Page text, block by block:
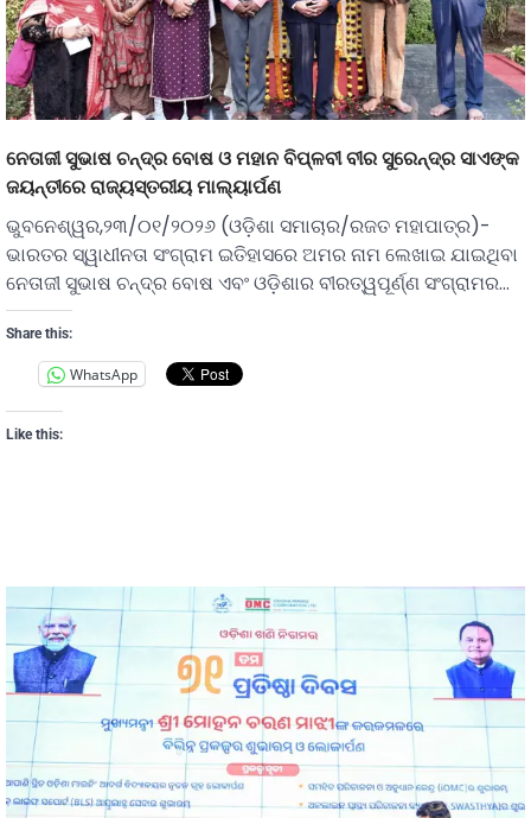
ନେତାଜୀ ସୁଭାଷ ଚନ୍ଦ୍ର ବୋଷ ଓ ମହାନ ବିପ୍ଳବୀ ବୀର ସୁରେନ୍ଦ୍ର ସାଏଙ୍କ
ଜୟନ୍ତୀରେ ରାଜ୍ୟସ୍ତରୀୟ ମାଲ୍ୟାର୍ପଣ
ଭୁବନେଶ୍ୱର,୨୩/୦୧/୨୦୨୬ (ଓଡ଼ିଶା ସମାଚାର/ରଜତ ମହାପାତ୍ର)-
ଭାରତର ସ୍ୱାଧୀନତା ସଂଗ୍ରାମ ଇତିହାସରେ ଅମର ନାମ ଲେଖାଇ ଯାଇଥିବା
ନେତାଜୀ ସୁଭାଷ ଚନ୍ଦ୍ର ବୋଷ ଏବଂ ଓଡ଼ିଶାର ବୀରତ୍ୱପୂର୍ଣ୍ଣ ସଂଗ୍ରାମର…
Share this:
WhatsApp
Like this: